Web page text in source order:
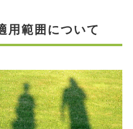
用範囲について